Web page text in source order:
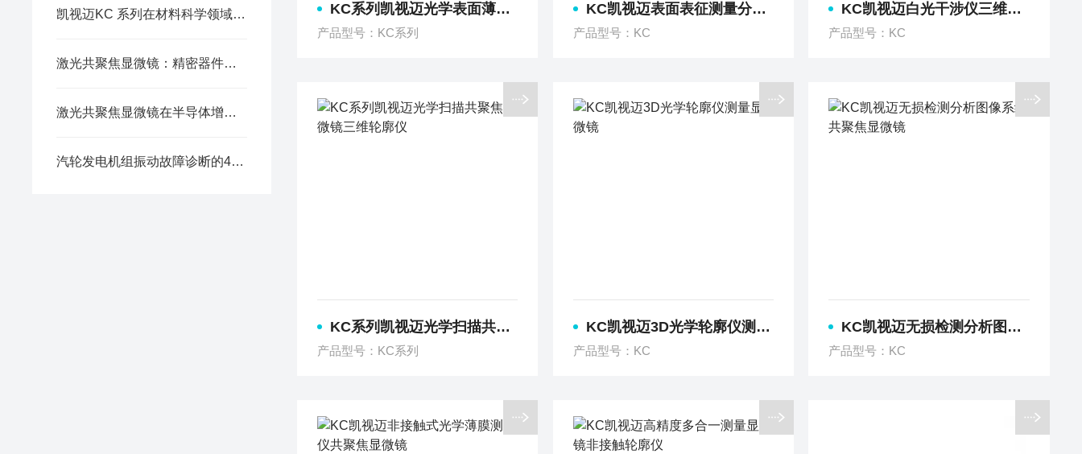
凯视迈KC 系列在材料科学领域典型应用详解
激光共聚焦显微镜：精密器件表面轮廓测量与三维形貌检测方案
激光共聚焦显微镜在半导体增材薄膜形貌缺陷检测中的应用
汽轮发电机组振动故障诊断的4条基本原则
KC系列凯视迈光学表面薄膜测厚仪精测显微镜
产品型号：KC系列
KC凯视迈表面表征测量分析系统光学显微镜
产品型号：KC
KC凯视迈白光干涉仪三维形貌仪
产品型号：KC
KC系列凯视迈光学扫描共聚焦显微镜三维轮廓仪
产品型号：KC系列
KC凯视迈3D光学轮廓仪测量显微镜
产品型号：KC
KC凯视迈无损检测分析图像系统共聚焦显微镜
产品型号：KC